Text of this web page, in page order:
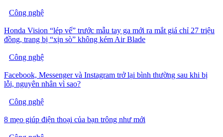
Công nghệ
Honda Vision “lép vế” trước mẫu tay ga mới ra mắt giá chỉ 27 triệu
đồng, trang bị “xịn sò” không kém Air Blade
Công nghệ
Facebook, Messenger và Instagram trở lại bình thường sau khi bị
lỗi, nguyên nhân vì sao?
Công nghệ
8 mẹo giúp điện thoại của bạn trông như mới